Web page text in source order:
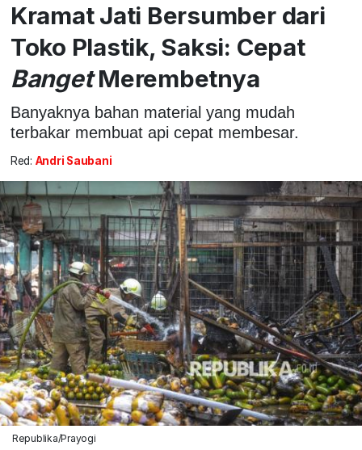
Kramat Jati Bersumber dari
Toko Plastik, Saksi: Cepat
BangetMerembetnya
Banyaknya bahan material yang mudah
terbakar membuat api cepat membesar.
Red: Andri Saubani
Republika/Prayogi